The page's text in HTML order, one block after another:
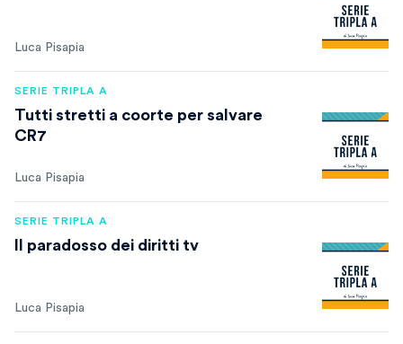
Luca Pisapia
SERIE TRIPLA A
Tutti stretti a coorte per salvare
CR7
Luca Pisapia
SERIE TRIPLA A
Il paradosso dei diritti tv
Luca Pisapia